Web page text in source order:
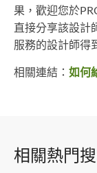
果，歡迎您於
直接分享該設計
服務的設計師得
相關連結： 如何
相關熱門